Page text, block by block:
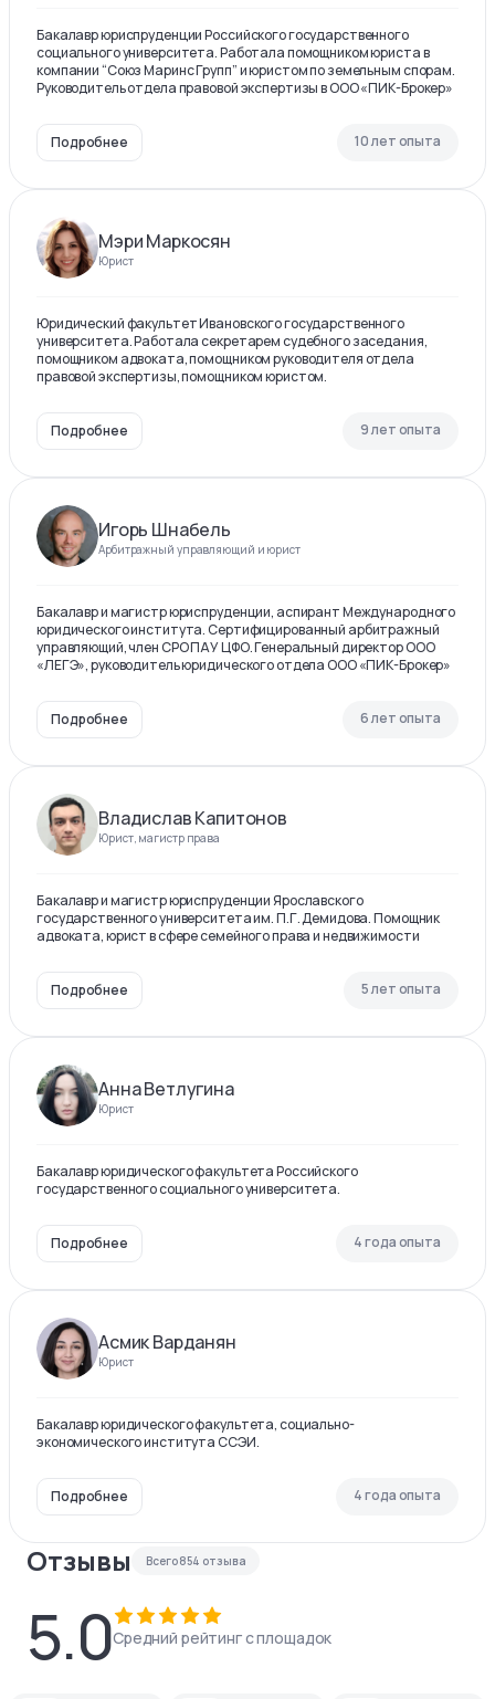
Бакалавр юриспруденции Российского государственного
социального университета. Работала помощником юриста в
компании “Союз Маринс Групп” и юристом по земельным спорам.
Руководитель отдела правовой экспертизы в ООО «ПИК-Брокер»
Подробнее 10 лет опыта
Мэри Маркосян
Юрист
Юридический факультет Ивановского государственного
университета. Работала секретарем судебного заседания,
помощником адвоката, помощником руководителя отдела
правовой экспертизы, помощником юристом.
Подробнее 9 лет опыта
Игорь Шнабель
Арбитражный управляющий и юрист
Бакалавр и магистр юриспруденции, аспирант Международного
юридического института. Сертифицированный арбитражный
управляющий, член СРО ПАУ ЦФО. Генеральный директор ООО
«ЛЕГЭ», руководитель юридического отдела ООО «ПИК-Брокер»
Подробнее 6 лет опыта
Владислав Капитонов
Юрист, магистр права
Бакалавр и магистр юриспруденции Ярославского
государственного университета им. П.Г. Демидова. Помощник
адвоката, юрист в сфере семейного права и недвижимости
Подробнее 5 лет опыта
Анна Ветлугина
Юрист
Бакалавр юридического факультета Российского
государственного социального университета.
Подробнее 4 года опыта
Асмик Варданян
Юрист
Бакалавр юридического факультета, социально-
экономического института ССЭИ.
Подробнее 4 года опыта
Отзывы Всего854 отзыва
5.0Средний рейтинг с площадок